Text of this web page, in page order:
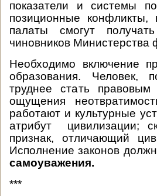
показатели и системы
позиционные
палаты смогут
чиновников Министерства
Необходимо включение
образования. Человек,
труднее стать
ощущения
работают и культурные
атрибут цивилизации;
признак, отличающий
Исполнение законов
самоуважения.
***